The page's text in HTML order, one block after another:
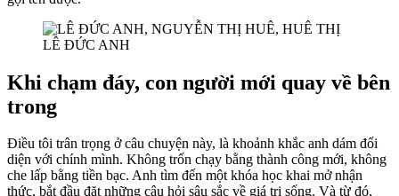
LÊ ĐỨC ANH
Khi chạm đáy, con người mới quay về bên
trong
Điều tôi trân trọng ở câu chuyện này, là khoảnh khắc anh dám đối
diện với chính mình. Không trốn chạy bằng thành công mới, không
che lấp bằng tiền bạc. Anh tìm đến một khóa học khai mở nhận
thức, bắt đầu đặt những câu hỏi sâu sắc về giá trị sống. Và từ đó,